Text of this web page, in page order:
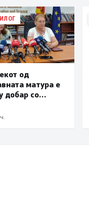
од
матура е
добар со